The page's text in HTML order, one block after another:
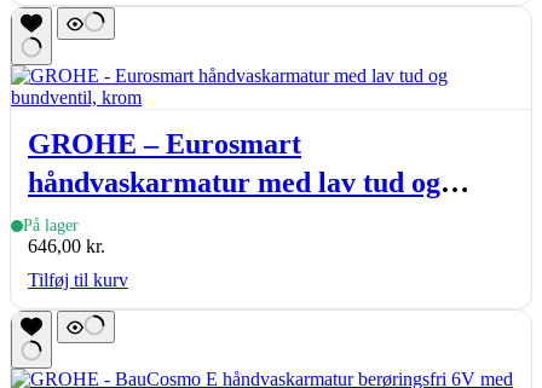
GROHE – Eurosmart
håndvaskarmatur med lav tud og
bundventil, krom
På lager
646,00 kr.
Tilføj til kurv